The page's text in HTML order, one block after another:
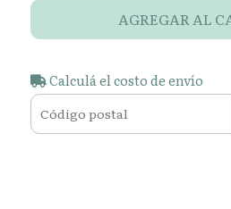
AGREGAR AL
Calculá el costo de envío